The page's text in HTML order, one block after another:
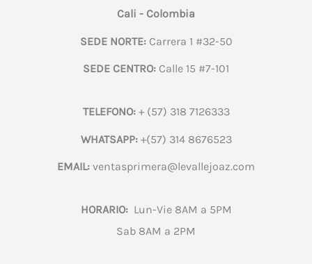
Cali - Colombia
SEDE NORTE:Carrera 1 #32-50
SEDE CENTRO: Calle 15 #7-101
TELEFONO:+ (57) 318 7126333
WHATSAPP:+(57) 314 8676523
EMAIL: ventasprimera@levallejoaz.com
HORARIO:Lun-Vie 8AM a 5PM
Sab 8AM a 2PM